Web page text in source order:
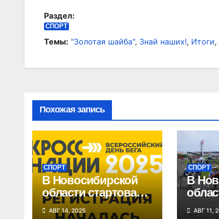
по
записям
Раздел:
СПОРТ
Темы: "Золотая шайба", Знай наших!, Итоги,
Похожая запись
СПОРТ
В Новосибирской
области стартовала
регистрация на
АВГ 14, 2025
СПОРТ
В
этап
АВГ 11,